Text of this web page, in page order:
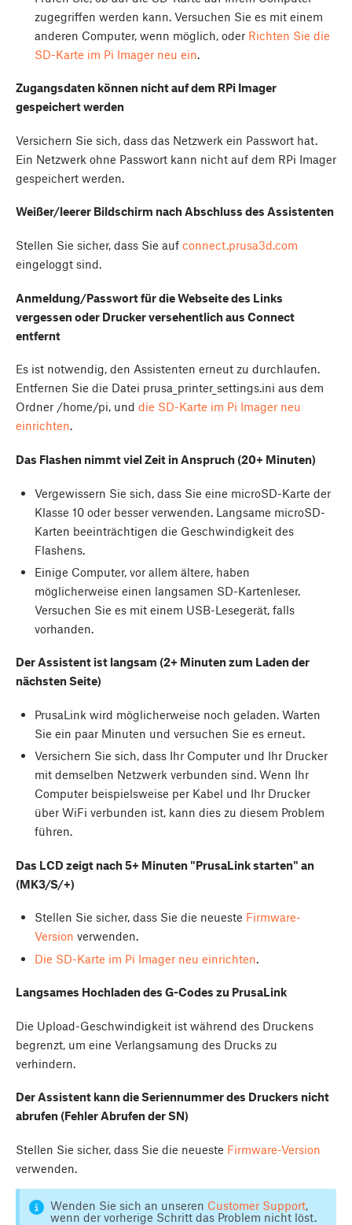
zugegriffen werden kann. Versuchen Sie es mit einem
anderen Computer, wenn möglich, oder Richten Sie die
SD-Karte im Pi Imager neu ein.
Zugangsdaten können nicht auf dem RPi Imager
gespeichert werden
Versichern Sie sich, dass das Netzwerk ein Passwort hat.
Ein Netzwerk ohne Passwort kann nicht auf dem RPi Imager
gespeichert werden.
Weißer/leerer Bildschirm nach Abschluss des Assistenten
Stellen Sie sicher, dass Sie auf connect.prusa3d.com
eingeloggt sind.
Anmeldung/Passwort für die Webseite des Links
vergessen oder Drucker versehentlich aus Connect
entfernt
Es ist notwendig, den Assistenten erneut zu durchlaufen.
Entfernen Sie die Datei prusa_printer_settings.ini aus dem
Ordner /home/pi, und die SD-Karte im Pi Imager neu
einrichten.
Das Flashen nimmt viel Zeit in Anspruch (20+ Minuten)
Vergewissern Sie sich, dass Sie eine microSD-Karte der
Klasse 10 oder besser verwenden. Langsame microSD-
Karten beeinträchtigen die Geschwindigkeit des
Flashens.
Einige Computer, vor allem ältere, haben
möglicherweise einen langsamen SD-Kartenleser.
Versuchen Sie es mit einem USB-Lesegerät, falls
vorhanden.
Der Assistent ist langsam (2+ Minuten zum Laden der
nächsten Seite)
PrusaLink wird möglicherweise noch geladen. Warten
Sie ein paar Minuten und versuchen Sie es erneut.
Versichern Sie sich, dass Ihr Computer und Ihr Drucker
mit demselben Netzwerk verbunden sind. Wenn Ihr
Computer beispielsweise per Kabel und Ihr Drucker
über WiFi verbunden ist, kann dies zu diesem Problem
führen.
Das LCD zeigt nach 5+ Minuten "PrusaLink starten" an
(MK3/S/+)
Stellen Sie sicher, dass Sie die neueste Firmware-
Version verwenden.
Die SD-Karte im Pi Imager neu einrichten
Langsames Hochladen des G-Codes zu PrusaLink
Die Upload-Geschwindigkeit ist während des Druckens
begrenzt, um eine Verlangsamung des Drucks zu
verhindern.
Der Assistent kann die Seriennummer des Druckers nicht
abrufen (Fehler Abrufen der SN)
Stellen Sie sicher, dass Sie die neueste Firmware-Version
verwenden.
Wenden Sie sich an unseren Customer Support,
wenn der vorherige Schritt das Problem nicht löst.